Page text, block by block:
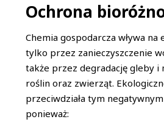
Ochrona
Chemia gospodarcza wływa na
tylko przez zanieczyszczenie
także przez degradację gleby i
roślin oraz zwierząt.
przeciwdziała tym
ponieważ: